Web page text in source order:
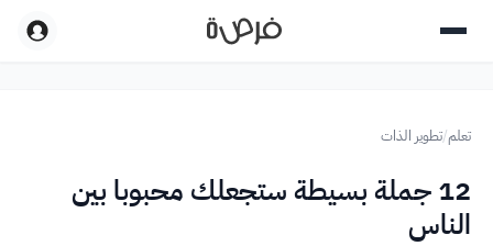
تعلم/تطوير الذات
12 جملة بسيطة ستجعلك محبوبا بين
الناس